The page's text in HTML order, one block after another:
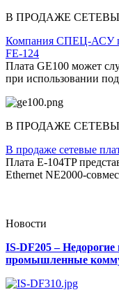
В ПРОДАЖЕ
Компания СПЕЦ-АСУ
FE-124
Плата GE100 может
при использовании
В ПРОДАЖЕ
В продаже сетевые
Плата E-104TP
Ethernet NE2000-
Новости
IS-DF205 –
промышленные